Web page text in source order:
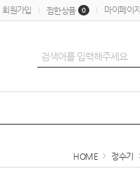
회원가입 찜한상품 0 마이페이지
HOME 정수기